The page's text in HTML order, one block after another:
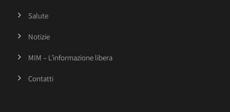
Salute
Notizie
MIM – L’informazione libera
Contatti